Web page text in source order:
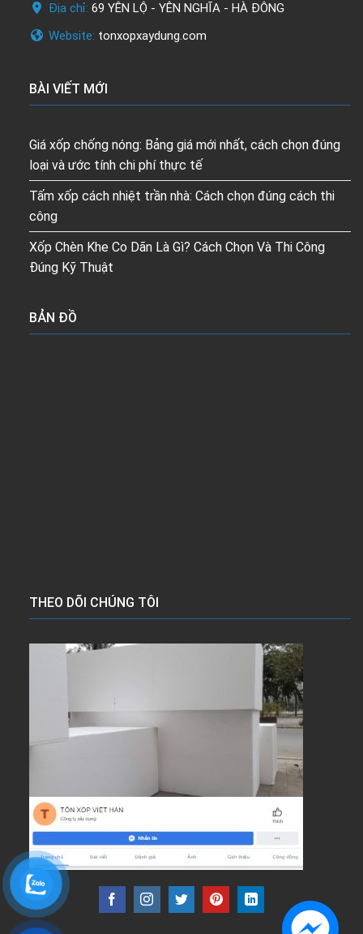
Địa chỉ: 69 YÊN LỘ - YÊN NGHĨA - HÀ ĐÔNG
Website: tonxopxaydung.com
BÀI VIẾT MỚI
Giá xốp chống nóng: Bảng giá mới nhất, cách chọn đúng
loại và ước tính chi phí thực tế
Tấm xốp cách nhiệt trần nhà: Cách chọn đúng cách thi
công
Xốp Chèn Khe Co Dãn Là Gì? Cách Chọn Và Thi Công
Đúng Kỹ Thuật
BẢN ĐỒ
THEO DÕI CHÚNG TÔI